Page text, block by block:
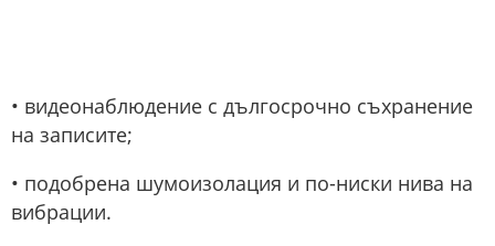
• видеонаблюдение с дългосрочно съхранение
на записите;
• подобрена шумоизолация и по-ниски нива на
вибрации.